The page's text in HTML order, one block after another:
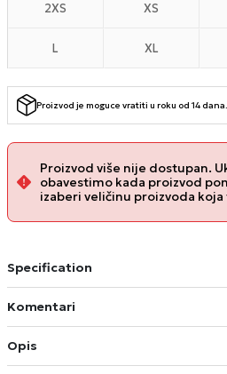
2XS XS
L XL
Proizvod je moguce vratiti u roku od 14 dana.
Proizvod više nije dostupan.
obavestimo kada proizvod
izaberi veličinu proizvoda koja
Specification
Komentari
Opis